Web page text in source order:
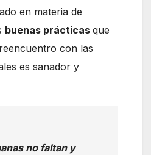
en materia de
buenas prácticas que
con las
es sanador y
no faltan y